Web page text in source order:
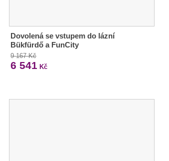
Dovolená se vstupem do lázní
Bükfürdő a FunCity
9 167 Kč
6 541 Kč